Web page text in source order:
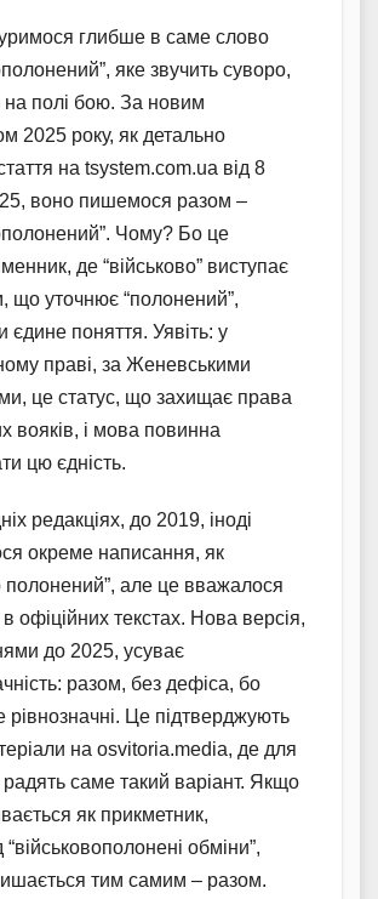
глибше в саме слово
яке звучить суворо,
на полі бою. За новим
2025 року, як детально
на tsystem.com.ua від 8
воно пишемося разом –
Чому? Бо це
де “військово” виступає
що уточнює “полонений”,
єдине поняття. Уявіть: у
праві, за Женевськими
це статус, що захищає права
вояків, і мова повинна
цю єдність.
редакціях, до 2019, іноді
окреме написання, як
полонений”, але це вважалося
офіційних текстах. Нова версія,
до 2025, усуває
разом, без дефіса, бо
рівнозначні. Це підтверджують
на osvitoria.media, де для
саме такий варіант. Якщо
як прикметник,
обміни”,
тим самим – разом.